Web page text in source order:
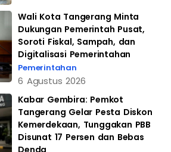
Wali Kota Tangerang Minta
Dukungan Pemerintah Pusat,
Soroti Fiskal, Sampah, dan
Digitalisasi Pemerintahan
Pemerintahan
6 Agustus 2026
Kabar Gembira: Pemkot
Tangerang Gelar Pesta Diskon
Kemerdekaan, Tunggakan PBB
Disunat 17 Persen dan Bebas
Denda